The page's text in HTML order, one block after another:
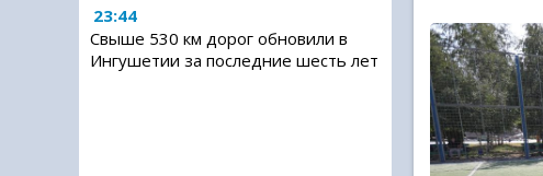
23:44
Свыше 530 км дорог обновили в
Ингушетии за последние шесть лет